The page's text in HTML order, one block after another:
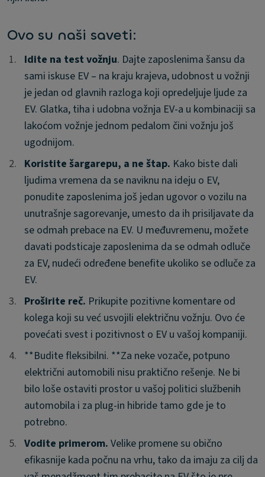
Ovo su naši saveti:
1.
1. Idite na test vožnju. Dajte zaposlenima šansu da
sami iskuse EV – na kraju krajeva, udobnost u vožnji
je jedan od glavnih razloga koji opredeljuje ljude za
EV. Glatka, tiha i udobna vožnja EV-a u kombinaciji sa
lakoćom vožnje jednom pedalom čini vožnju još
ugodnijom.
2.
2. Koristite šargarepu, a ne štap. Kako biste dali
ljudima vremena da se naviknu na ideju o EV,
ponudite zaposlenima još jedan ugovor o vozilu na
unutrašnje sagorevanje, umesto da ih prisiljavate da
se odmah prebace na EV. U međuvremenu, možete
davati podsticaje zaposlenima da se odmah odluče
za EV, nudeći određene benefite ukoliko se odluče za
EV.
3.
3. Proširite reč. Prikupite pozitivne komentare od
kolega koji su već usvojili električnu vožnju. Ovo će
povećati svest i pozitivnost o EV u vašoj kompaniji.
4.
4. **Budite fleksibilni. **Za neke vozače, potpuno
električni automobili nisu praktično rešenje. Ne bi
bilo loše ostaviti prostor u vašoj politici službenih
automobila i za plug-in hibride tamo gde je to
potrebno.
5.
5. Vodite primerom. Velike promene su obično
efikasnije kada počnu na vrhu, tako da imaju za cilj da